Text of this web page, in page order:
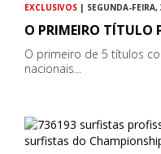
EXCLUSIVOS | SEGUNDA-
O PRIMEIRO TÍTULO
O primeiro de 5 títulos
nacionais...